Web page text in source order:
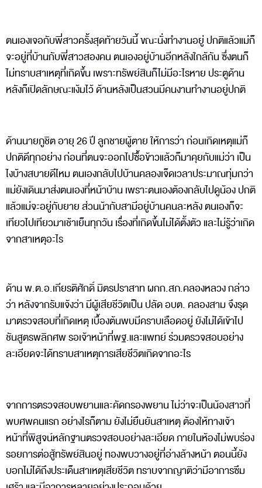
ตนเองเจอกับพี่สาวครั้งสุดท้ายวันนี้ ขณะนั่งทำงานอยู่ ปกติแล้วแม่ก็
จะอยู่ที่บ้านกับพี่สาวสองคน ตนเองอยู่บ้านอีกหลังใกล้กัน ซึ่งตนก็
ไม่ทราบสาเหตุที่เกิดขึ้น เพราะทรัพย์สินก็ไม่มีอะไรหาย ประตูด้าน
หลังก็เปิดลักษณะแง้มไว้ ด้านหลังเป็นสวนมีคนงานทำงานอยู่ปกติ
ด้านนายภูชิต อายุ 26 ปี ลูกชายผู้ตาย ให้การว่า ก่อนเกิดเหตุแม่ก็
ปกติดีทุกอย่าง ก่อนที่ตนจะออกไปซื้อข้าวแล้วก็มาคุยกับแม่ว่า เป็น
ไงบ้างสบายดีไหม ตนเองกลับไปบ้านคลองเจ็ดเวลาประมาณทุ่มกว่า
แม่ยังเดินมาส่งตนเองที่หน้าบ้าน เพราะตนเองต้องกลับไปดูน้อง ปกติ
แล้วแม่จะอยู่กับยาย ส่วนน้ากับสามีอยู่บ้านคนละหลัง ตนเองก็จะ
เทียวไปเทียวมาเช้าเย็นทุกวัน เรื่องที่เกิดขึ้นไม่ได้ตั้งตัว และไม่รู้ว่าเกิด
จากสาเหตุอะไร
ด้าน พ.ต.อ.เกียรติศักดิ์ มิตรปราสาท ผกก.สภ.คลองหลวง กล่าว
ว่า หลังจากรับแจ้งว่า มีผู้เสียชีวิตเป็น ปลัด อบต. คลองสาม จึงรุด
มาตรวจสอบที่เกิดเหตุ เบื้องต้นพบมีคราบเลือดอยู่ ยังไม่ได้เข้าไป
ชันสูตรพลิกศพ รอเจ้าหน้าที่พฐ.และแพทย์ ร่วมตรวจสอบอย่าง
ละเอียดจะได้ทราบสาเหตุการเสียชีวิตเกิดจากอะไร
จากการตรวจสอบพยานและคัดกรองพยาน ไม่ว่าจะเป็นน้องสาวที่
พบศพคนแรก อย่างไรก็ตาม ยังไม่ยืนยันสาเหตุ ต้องให้ทางเจ้า
หน้าที่พิสูจน์หลักฐานตรวจสอบอย่างละเอียด ภายในห้องไม่พบร่อง
รอยการต่อสู้ทรัพย์สินอยู่ ทองพบวางอยู่ที่อ่างล้างหน้า ตอนนี้ยัง
บอกไม่ได้ถึงประเด็นสาเหตุเสียชีวิต ทราบจากญาติว่ามีอาการซึม